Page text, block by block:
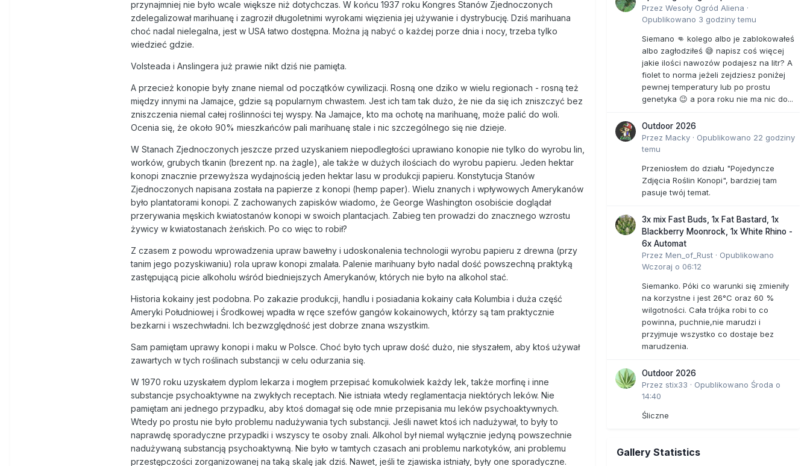
przynajmniej nie było wcale większe niż dotychczas. W końcu 1937 roku Kongres Stanów Zjednoczonych
zdelegalizował marihuanę i zagroził długoletnimi wyrokami więzienia jej używanie i dystrybucję. Dziś marihuana
choć nadal nielegalna, jest w USA łatwo dostępna. Można ją nabyć o każdej porze dnia i nocy, trzeba tylko
wiedzieć gdzie.
Volsteada i Anslingera już prawie nikt dziś nie pamięta.
A przecież konopie były znane niemal od początków cywilizacji. Rosną one dziko w wielu regionach - rosną też
między innymi na Jamajce, gdzie są popularnym chwastem. Jest ich tam tak dużo, że nie da się ich zniszczyć bez
zniszczenia niemal całej roślinności tej wyspy. Na Jamajce, kto ma ochotę na marihuanę, może palić do woli.
Ocenia się, że około 90% mieszkańców pali marihuanę stale i nic szczególnego się nie dzieje.
W Stanach Zjednoczonych jeszcze przed uzyskaniem niepodległości uprawiano konopie nie tylko do wyrobu lin,
worków, grubych tkanin (brezent np. na żagle), ale także w dużych ilościach do wyrobu papieru. Jeden hektar
konopi znacznie przewyższa wydajnością jeden hektar lasu w produkcji papieru. Konstytucja Stanów
Zjednoczonych napisana została na papierze z konopi (hemp paper). Wielu znanych i wpływowych Amerykanów
było plantatorami konopi. Z zachowanych zapisków wiadomo, że George Washington osobiście doglądał
przerywania męskich kwiatostanów konopi w swoich plantacjach. Zabieg ten prowadzi do znacznego wzrostu
żywicy w kwiatostanach żeńskich. Po co więc to robił?
Z czasem z powodu wprowadzenia upraw bawełny i udoskonalenia technologii wyrobu papieru z drewna (przy
tanim jego pozyskiwaniu) rola upraw konopi zmalała. Palenie marihuany było nadal dość powszechną praktyką
zastępującą picie alkoholu wśród biedniejszych Amerykanów, których nie było na alkohol stać.
Historia kokainy jest podobna. Po zakazie produkcji, handlu i posiadania kokainy cała Kolumbia i duża część
Ameryki Południowej i Środkowej wpadła w ręce szefów gangów kokainowych, którzy są tam praktycznie
bezkarni i wszechwładni. Ich bezwzględność jest dobrze znana wszystkim.
Sam pamiętam uprawy konopi i maku w Polsce. Choć było tych upraw dość dużo, nie słyszałem, aby ktoś używał
zawartych w tych roślinach substancji w celu odurzania się.
W 1970 roku uzyskałem dyplom lekarza i mogłem przepisać komukolwiek każdy lek, także morfinę i inne
substancje psychoaktywne na zwykłych receptach. Nie istniała wtedy reglamentacja niektórych leków. Nie
pamiętam ani jednego przypadku, aby ktoś domagał się ode mnie przepisania mu leków psychoaktywnych.
Wtedy po prostu nie było problemu nadużywania tych substancji. Jeśli nawet ktoś ich nadużywał, to były to
naprawdę sporadyczne przypadki i wszyscy te osoby znali. Alkohol był niemal wyłącznie jedyną powszechnie
nadużywaną substancją psychoaktywną. Nie było w tamtych czasach ani problemu narkotyków, ani problemu
przestępczości zorganizowanej na taką skalę jak dziś. Nawet, jeśli te zjawiska istniały, były one sporadyczne.
Przez Wesoły Ogród Aliena ·
Opublikowano 3 godziny temu
Siemano 👊 kolego albo je zablokowałeś
albo zagłodziłeś 😅 napisz coś więcej
jakie ilości nawozów podajesz na litr? A
fiolet to norma jeżeli zejdziesz poniżej
pewnej temperatury lub po prostu
genetyka 😉 a pora roku nie ma nic do...
Outdoor 2026
Przez Macky · Opublikowano 22 godziny
temu
Przeniosłem do działu "Pojedyncze
Zdjęcia Roślin Konopi", bardziej tam
pasuje twój temat.
3x mix Fast Buds, 1x Fat Bastard, 1x
Blackberry Moonrock, 1x White Rhino -
6x Automat
Przez Men_of_Rust · Opublikowano
Wczoraj o 06:12
Siemanko. Póki co warunki się zmieniły
na korzystne i jest 26°C oraz 60 %
wilgotności. Cała trójka robi to co
powinna, puchnie,nie marudzi i
przyjmuje wszystko co dostaje bez
marudzenia.
Outdoor 2026
Przez stix33 · Opublikowano Środa o
14:40
Śliczne
Gallery Statistics